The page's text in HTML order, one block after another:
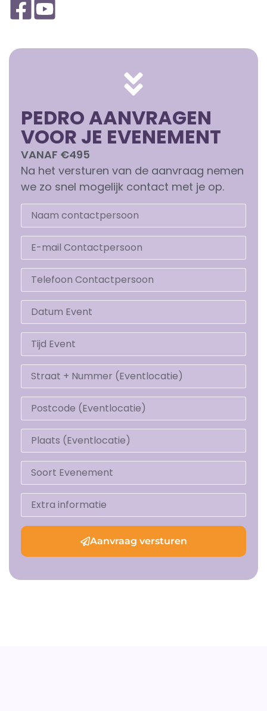
PEDRO AANVRAGEN
VOOR JE EVENEMENT
VANAF €495
Na het versturen van de aanvraag nemen
we zo snel mogelijk contact met je op.
Aanvraag versturen